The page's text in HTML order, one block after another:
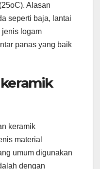
Alasan
seperti baja, lantai
jenis logam
panas yang baik
keramik
material
umum digunakan
dengan